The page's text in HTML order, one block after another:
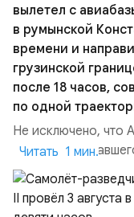
вылетел с
в румынской
времени и
грузинской
после 18 часов,
по одной
Не исключено, что
дрона,
чего погибло 7
турецкая газета
украинских
Читать 1 мин.